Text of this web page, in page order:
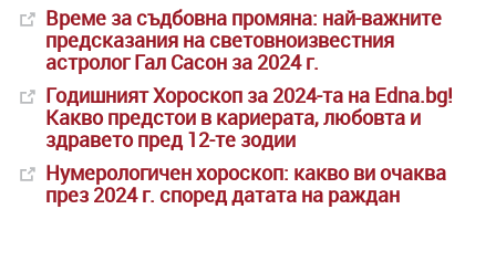
Време за съдбовна промяна: най-важните
предсказания на световноизвестния
астролог Гал Сасон за 2024 г.
Годишният Хороскоп за 2024-та на Edna.bg!
Какво предстои в кариерата, любовта и
здравето пред 12-те зодии
Нумерологичен хороскоп: какво ви очаква
през 2024 г. според датата на раждан